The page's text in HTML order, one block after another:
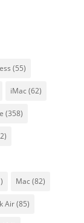
(55)
iMac (62)
(358)
Mac (82)
Air(85)